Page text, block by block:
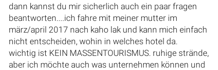
dann kannst du mir sicherlich auch ein paar fragen
beantworten....ich fahre mit meiner mutter im
märz/april 2017 nach kaho lak und kann mich einfach
nicht entscheiden, wohin in welches hotel da.
wichtig ist KEIN MASSENTOURISMUS. ruhige strände,
aber ich möchte auch was unternehmen können und